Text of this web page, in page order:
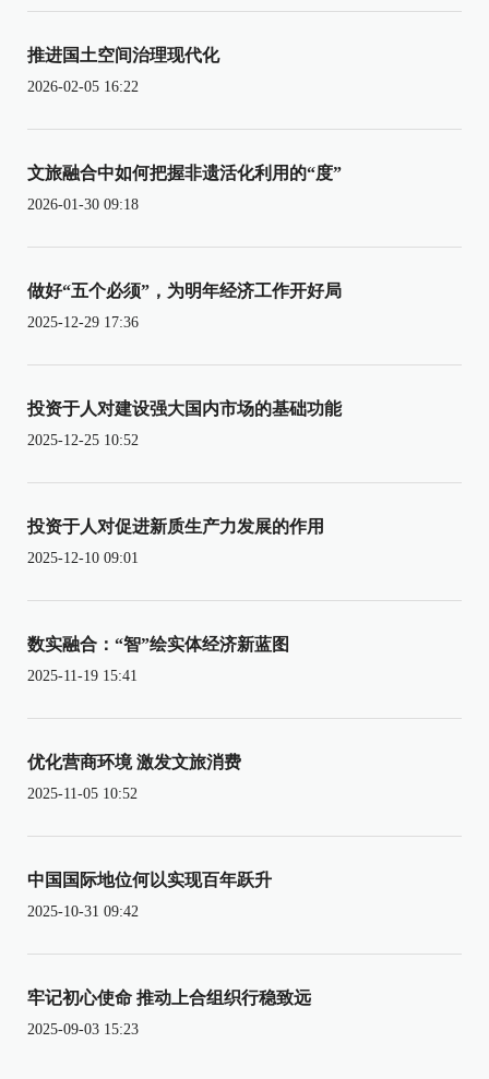
推进国土空间治理现代化
2026-02-05 16:22
文旅融合中如何把握非遗活化利用的“度”
2026-01-30 09:18
做好“五个必须”，为明年经济工作开好局
2025-12-29 17:36
投资于人对建设强大国内市场的基础功能
2025-12-25 10:52
投资于人对促进新质生产力发展的作用
2025-12-10 09:01
数实融合：“智”绘实体经济新蓝图
2025-11-19 15:41
优化营商环境 激发文旅消费
2025-11-05 10:52
中国国际地位何以实现百年跃升
2025-10-31 09:42
牢记初心使命 推动上合组织行稳致远
2025-09-03 15:23